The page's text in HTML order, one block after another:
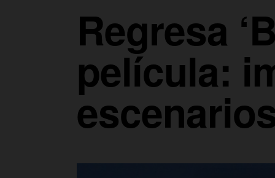
Regresa
película: